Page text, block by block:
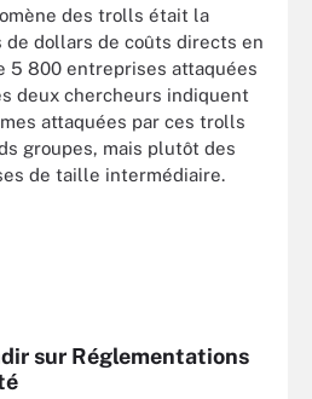
des trolls était la
de dollars de coûts directs en
5 800 entreprises attaquées
deux chercheurs indiquent
attaquées par ces trolls
groupes, mais plutôt des
de taille intermédiaire.
sur Réglementations